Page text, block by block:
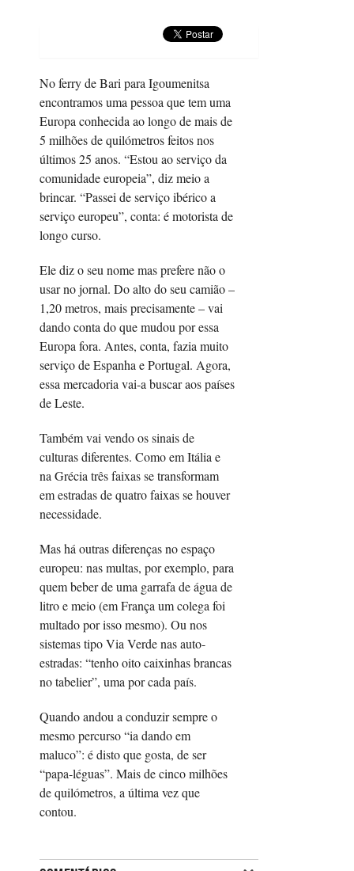
No ferry de Bari para Igoumenitsa
encontramos uma pessoa que tem uma
Europa conhecida ao longo de mais de
5 milhões de quilómetros feitos nos
últimos 25 anos. “Estou ao serviço da
comunidade europeia”, diz meio a
brincar. “Passei de serviço ibérico a
serviço europeu”, conta: é motorista de
longo curso.
Ele diz o seu nome mas prefere não o
usar no jornal. Do alto do seu camião –
1,20 metros, mais precisamente – vai
dando conta do que mudou por essa
Europa fora. Antes, conta, fazia muito
serviço de Espanha e Portugal. Agora,
essa mercadoria vai-a buscar aos países
de Leste.
Também vai vendo os sinais de
culturas diferentes. Como em Itália e
na Grécia três faixas se transformam
em estradas de quatro faixas se houver
necessidade.
Mas há outras diferenças no espaço
europeu: nas multas, por exemplo, para
quem beber de uma garrafa de água de
litro e meio (em França um colega foi
multado por isso mesmo). Ou nos
sistemas tipo Via Verde nas auto-
estradas: “tenho oito caixinhas brancas
no tabelier”, uma por cada país.
Quando andou a conduzir sempre o
mesmo percurso “ia dando em
maluco”: é disto que gosta, de ser
“papa-léguas”. Mais de cinco milhões
de quilómetros, a última vez que
contou.